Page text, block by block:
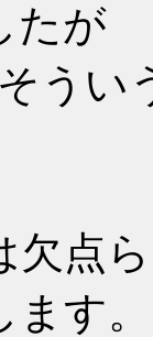
たが
そう
欠点
す。